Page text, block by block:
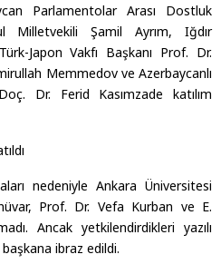
Parlamentolar Arası Dostluk
Milletvekili Şamil Ayrım, Iğdır
Japon Vakfı Başkanı Prof. Dr.
Memmedov ve Azerbaycanlı
Dr. Ferid Kasımzade katılım
nedeniyle Ankara Üniversitesi
Prof. Dr. Vefa Kurban ve E.
Ancak yetkilendirdikleri yazılı
ibraz edildi.